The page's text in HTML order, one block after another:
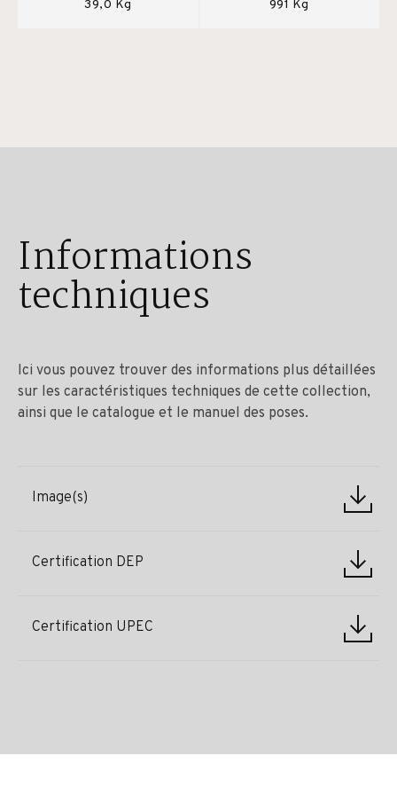
39,0 Kg 991 Kg
Informations
techniques
Ici vous pouvez trouver des informations plus détaillées
sur les caractéristiques techniques de cette collection,
ainsi que le catalogue et le manuel des poses.
Image(s)
Certification DEP
Certification UPEC